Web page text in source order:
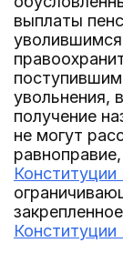
выплаты
увольнения,
получение
не могут
закрепленное